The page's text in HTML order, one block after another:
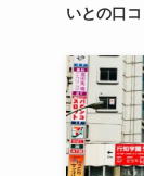
いとの口